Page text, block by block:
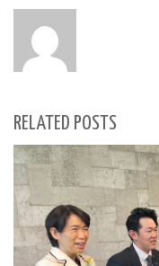
RELATED POSTS